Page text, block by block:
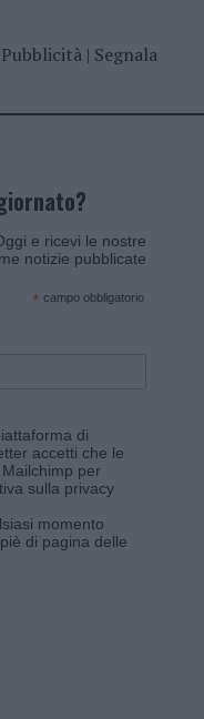
Pubblicità| Segnala
e ricevi le nostre
notizie pubblicate
* campo obbligatorio
di
accetti che le
per
sulla privacy
momento
di pagina delle